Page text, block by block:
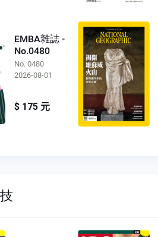
EMBA雜誌 -
No.0480
No. 0480
2026-08-01
$ 175 元